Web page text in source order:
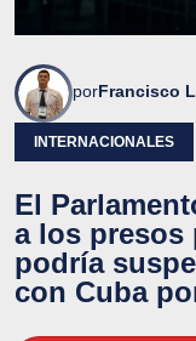
porFrancisco
INTERNACIONALES
El
a los
podría
con Cuba